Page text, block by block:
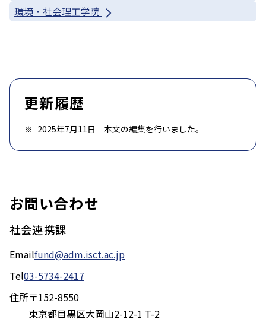
環境・社会理工学院
更新履歴
2025年7月11日 本文の編集を行いました。
お問い合わせ
社会連携課
Emailfund@adm.isct.ac.jp
Tel03-5734-2417
住所〒152-8550
東京都目黒区大岡山2-12-1 T-2